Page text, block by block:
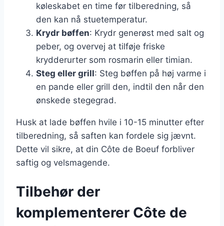
køleskabet en time før tilberedning, så
den kan nå stuetemperatur.
Krydr bøffen: Krydr generøst med salt og
peber, og overvej at tilføje friske
krydderurter som rosmarin eller timian.
Steg eller grill: Steg bøffen på høj varme i
en pande eller grill den, indtil den når den
ønskede stegegrad.
Husk at lade bøffen hvile i 10-15 minutter efter
tilberedning, så saften kan fordele sig jævnt.
Dette vil sikre, at din Côte de Boeuf forbliver
saftig og velsmagende.
Tilbehør der
komplementerer Côte de